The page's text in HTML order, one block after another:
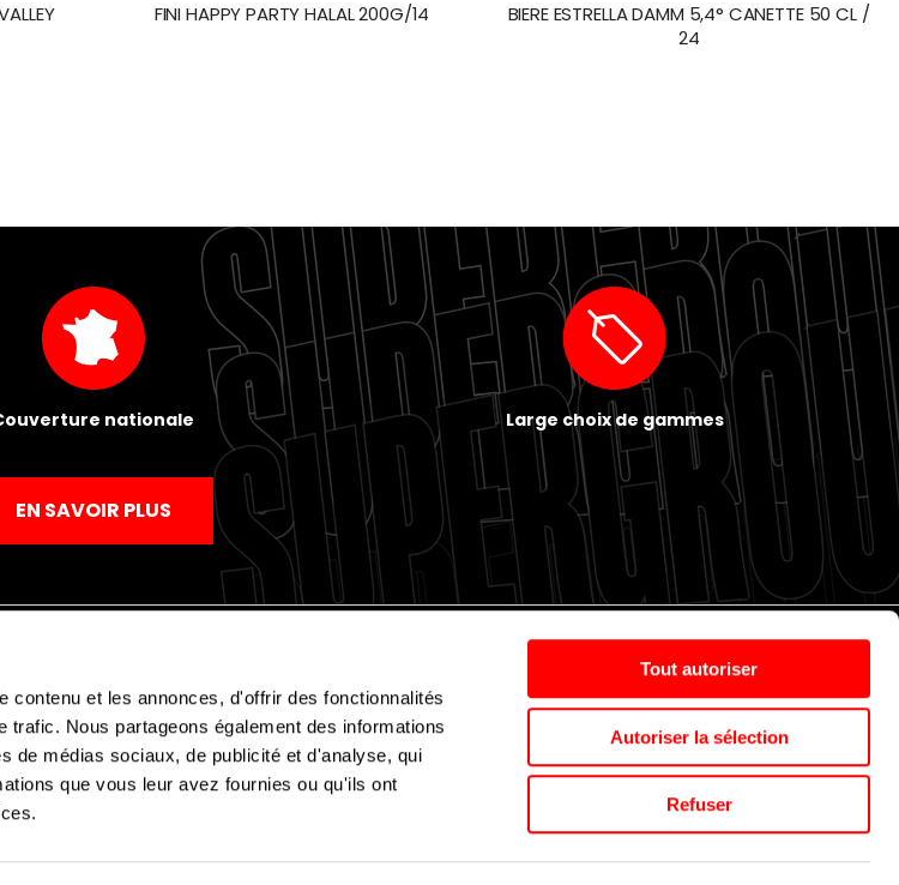
contenu et les annonces, d'offrir des fonctionnalités
Nous partageons également des informations
de médias sociaux, de publicité et d'analyse, qui
que vous leur avez fournies ou qu'ils ont
Tout autoriser
Autoriser la sélection
Refuser
FINI HAPPY PARTY HALAL 200G/14
BIERE ESTRELLA DAMM 5,4° CANETTE 50 CL /
24
nationale Large choix de gammes
EN SAVOIR PLUS
Politique de confidentialité CGV Politique de cookies Nos agences Espace presse